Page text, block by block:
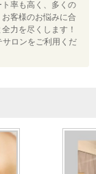
率も高く、多くの
客様のお悩みに合
力を尽くします！
ロンをご利用くだ